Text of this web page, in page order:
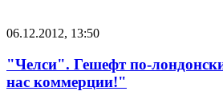
06.12.2012, 13:50
"Челси". Гешефт по-
нас коммерции!"